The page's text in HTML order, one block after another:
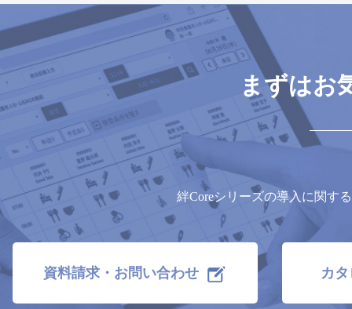
まずはお
絆Coreシリーズの導入に関す
資料請求・お問い合わせ カ